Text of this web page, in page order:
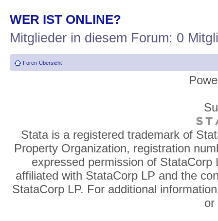
WER IST ONLINE?
Mitglieder in diesem Forum: 0
Foren-Übersicht
Stata is a registered trademark of
Property Organization, registration
expressed permission of
affiliated with StataCorp LP and the
StataCorp LP. For additional
or